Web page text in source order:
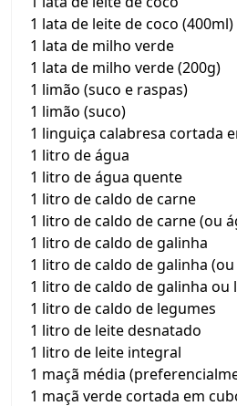
1 lata de leite de coco (400ml)
1 lata de milho verde
1 lata de milho verde (200g)
1 limão (suco e raspas)
1 limão (suco)
1 linguiça calabresa cortada
1 litro de água
1 litro de água quente
1 litro de caldo de carne
1 litro de caldo de carne (ou
1 litro de caldo de galinha
1 litro de caldo de galinha
1 litro de caldo de galinha ou
1 litro de caldo de legumes
1 litro de leite desnatado
1 litro de leite integral
1 maçã média
1 maçã verde cortada em